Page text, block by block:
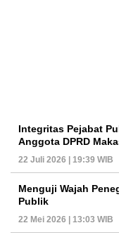
Integritas Pejabat
Anggota DPRD
22 Juli 2026 | 19:39 WIB
Menguji Wajah
Publik
22 Mei 2026 | 13:03 WIB